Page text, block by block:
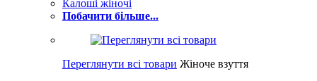
Калоші жіночі
Побачити більше...
Переглянути всі товари Жіноче взуття